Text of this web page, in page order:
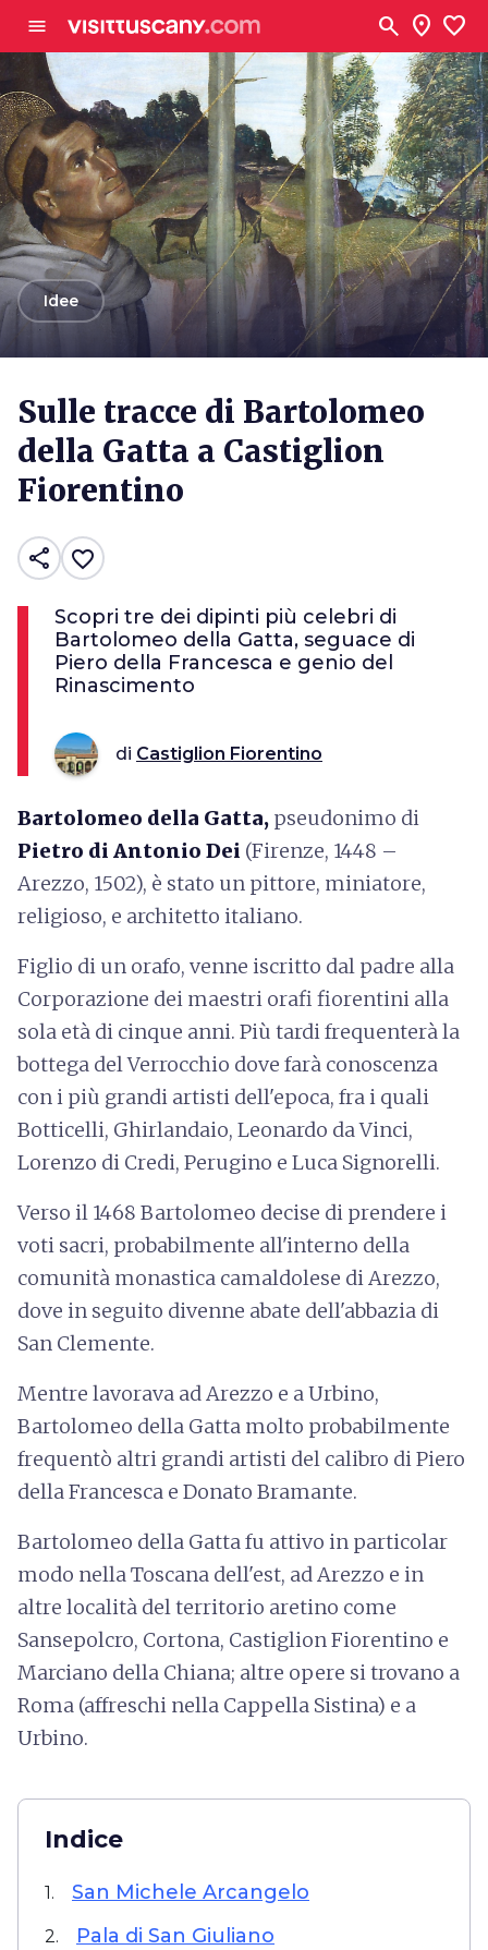
menu search location_on favorite
arrow_backIdee
Sulle tracce di Bartolomeo
della Gatta a Castiglion
Fiorentino
share favorite_border
Scopri tre dei dipinti più celebri di
Bartolomeo della Gatta, seguace di
Piero della Francesca e genio del
Rinascimento
di Castiglion Fiorentino
Bartolomeo della Gatta, pseudonimo di
Pietro di Antonio Dei (Firenze, 1448 –
Arezzo, 1502), è stato un pittore, miniatore,
religioso, e architetto italiano.
Figlio di un orafo, venne iscritto dal padre alla
Corporazione dei maestri orafi fiorentini alla
sola età di cinque anni. Più tardi frequenterà la
bottega del Verrocchio dove farà conoscenza
con i più grandi artisti dell'epoca, fra i quali
Botticelli, Ghirlandaio, Leonardo da Vinci,
Lorenzo di Credi, Perugino e Luca Signorelli.
Verso il 1468 Bartolomeo decise di prendere i
voti sacri, probabilmente all'interno della
comunità monastica camaldolese di Arezzo,
dove in seguito divenne abate dell'abbazia di
San Clemente.
Mentre lavorava ad Arezzo e a Urbino,
Bartolomeo della Gatta molto probabilmente
frequentò altri grandi artisti del calibro di Piero
della Francesca e Donato Bramante.
Bartolomeo della Gatta fu attivo in particolar
modo nella Toscana dell'est, ad Arezzo e in
altre località del territorio aretino come
Sansepolcro, Cortona, Castiglion Fiorentino e
Marciano della Chiana; altre opere si trovano a
Roma (affreschi nella Cappella Sistina) e a
Urbino.
Indice
1. San Michele Arcangelo
2. Pala di San Giuliano